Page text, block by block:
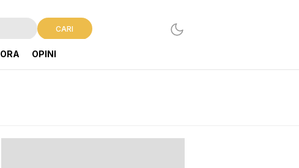
CARI
OPINI